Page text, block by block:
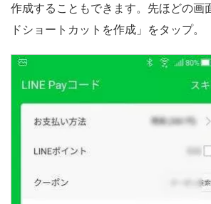
作成することもできます。先ほどの画
ドショートカットを作成」をタップ。